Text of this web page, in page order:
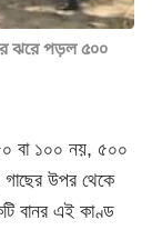
ঝরে পড়ল ৫০০
বা ১০০ নয়, ৫০০
উপর থেকে
বানর এই কাণ্ড